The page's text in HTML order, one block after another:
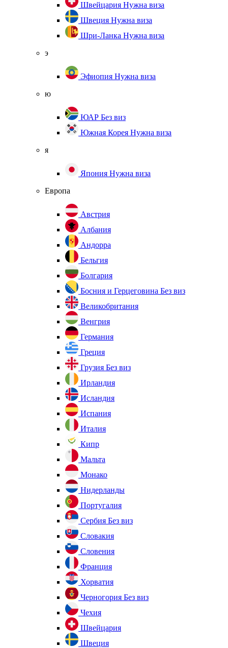
Швейцария Нужна виза
Швеция Нужна виза
Шри-Ланка Нужна виза
э
Эфиопия Нужна виза
ю
ЮАР Без виз
Южная Корея Нужна виза
я
Япония Нужна виза
Европа
Австрия
Албания
Андорра
Бельгия
Болгария
Босния и Герцеговина Без виз
Великобритания
Венгрия
Германия
Греция
Грузия Без виз
Ирландия
Исландия
Испания
Италия
Кипр
Мальта
Монако
Нидерланды
Португалия
Сербия Без виз
Словакия
Словения
Франция
Хорватия
Черногория Без виз
Чехия
Швейцария
Швеция